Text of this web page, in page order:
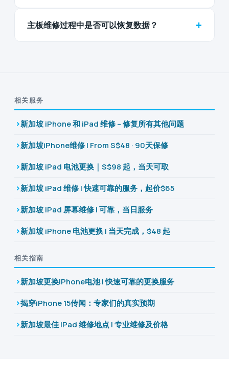
主板维修过程中是否可以恢复数据？ +
相关服务
新加坡 iPhone 和 iPad 维修 – 修复所有其他问题
新加坡iPhone维修 | From S$48 · 90天保修
新加坡 iPad 电池更换｜S$98 起，当天可取
新加坡 iPad 维修 | 快速可靠的服务，起价$65
新加坡 iPad 屏幕维修 | 可靠，当日服务
新加坡 iPhone 电池更换 | 当天完成，$48 起
相关指南
新加坡更换iPhone电池 | 快速可靠的更换服务
揭穿iPhone 15传闻：专家们的真实预期
新加坡最佳 iPad 维修地点 | 专业维修及价格